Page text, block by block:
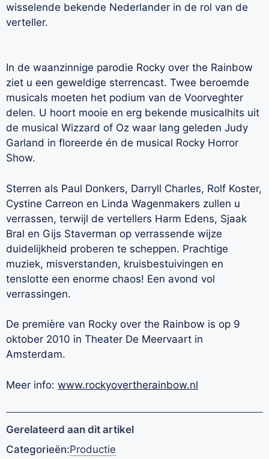
wisselende bekende Nederlander in de rol van de
verteller.
In de waanzinnige parodie Rocky over the Rainbow
ziet u een geweldige sterrencast. Twee beroemde
musicals moeten het podium van de Voorveghter
delen. U hoort mooie en erg bekende musicalhits uit
de musical Wizzard of Oz waar lang geleden Judy
Garland in floreerde én de musical Rocky Horror
Show.
Sterren als Paul Donkers, Darryll Charles, Rolf Koster,
Cystine Carreon en Linda Wagenmakers zullen u
verrassen, terwijl de vertellers Harm Edens, Sjaak
Bral en Gijs Staverman op verrassende wijze
duidelijkheid proberen te scheppen. Prachtige
muziek, misverstanden, kruisbestuivingen en
tenslotte een enorme chaos! Een avond vol
verrassingen.
De première van Rocky over the Rainbow is op 9
oktober 2010 in Theater De Meervaart in
Amsterdam.
Meer info: www.rockyovertherainbow.nl
Gerelateerd aan dit artikel
Categorieën:Productie